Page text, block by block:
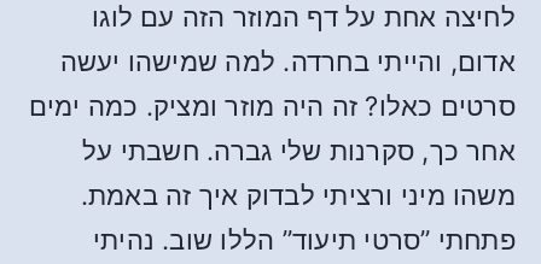
לחיצה אחת על דף המוזר הזה עם לוגו
אדום, והייתי בחרדה. למה שמישהו יעשה
סרטים כאלו? זה היה מוזר ומציק. כמה ימים
אחר כך, סקרנות שלי גברה. חשבתי על
משהו מיני ורציתי לבדוק איך זה באמת.
פתחתי ”סרטי תיעוד” הללו שוב. נהיתי